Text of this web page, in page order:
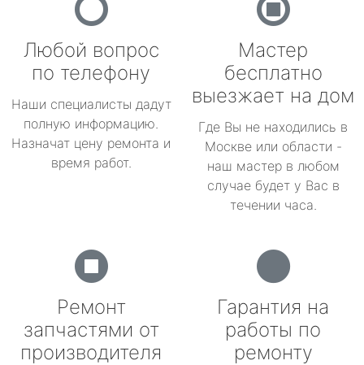
Любой вопрос
по телефону
Наши специалисты дадут
полную информацию.
Назначат цену ремонта и
время работ.
Мастер
бесплатно
выезжает на дом
Где Вы не находились в
Москве или области -
наш мастер в любом
случае будет у Вас в
течении часа.
Ремонт
запчастями от
производителя
Гарантия на
работы по
ремонту